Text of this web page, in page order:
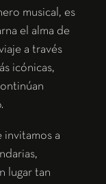
musical, es
el alma de
a través
icónicas,
invitamos a
lugar tan